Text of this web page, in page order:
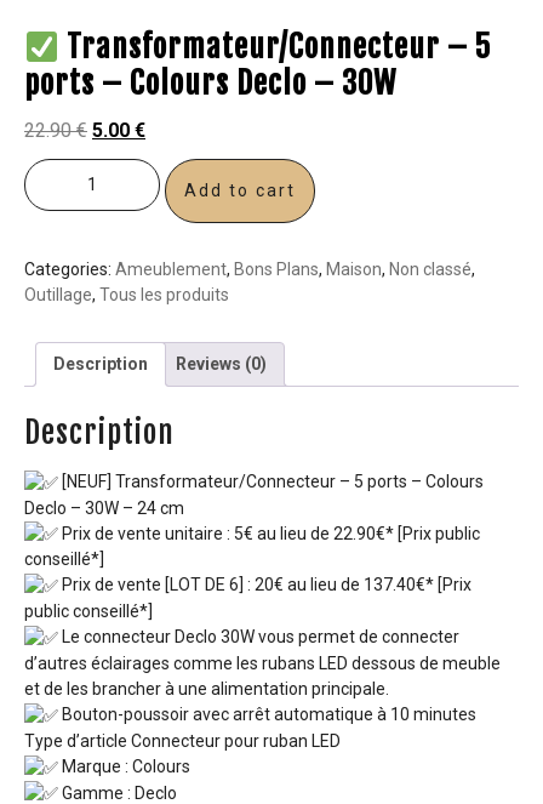
Transformateur/Connecteur – 5
ports – Colours Declo – 30W
22.90€ 5.00 €
Add to cart
Categories: Ameublement, Bons Plans, Maison, Non classé,
Outillage, Tous les produits
Description Reviews (0)
Description
[NEUF] Transformateur/Connecteur – 5 ports – Colours
Declo – 30W – 24 cm
Prix de vente unitaire : 5€ au lieu de 22.90€* [Prix public
conseillé*]
Prix de vente [LOT DE 6] : 20€ au lieu de 137.40€* [Prix
public conseillé*]
Le connecteur Declo 30W vous permet de connecter
d’autres éclairages comme les rubans LED dessous de meuble
et de les brancher à une alimentation principale.
Bouton-poussoir avec arrêt automatique à 10 minutes
Type d’article Connecteur pour ruban LED
Marque : Colours
Gamme : Declo